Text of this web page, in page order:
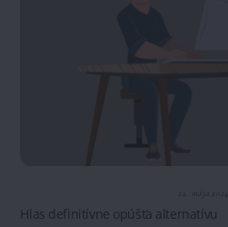
22. mája 2024
Hlas definitívne opúšťa alternatívu